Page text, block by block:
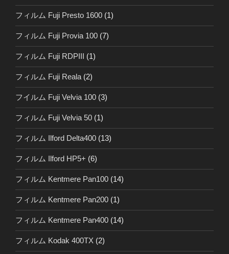
フィルム Fuji Presto 1600 (1)
フィルム Fuji Provia 100 (7)
フィルム Fuji RDPIII (1)
フィルム Fuji Reala (2)
フイルム Fuji Velvia 100 (3)
フィルム Fuji Velvia 50 (1)
フィルム Ilford Delta400 (13)
フィルム Ilford HP5+ (6)
フィルム Kentmere Pan100 (14)
フィルム Kentmere Pan200 (1)
フィルム Kentmere Pan400 (14)
フィルム Kodak 400TX (2)